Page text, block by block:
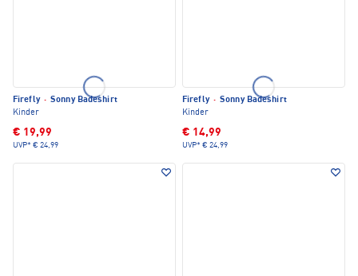
Firefly · Sonny Badeshirt
Kinder
€ 19,99
UVP* € 24,99
Firefly · Sonny Badeshirt
Kinder
€ 14,99
UVP* € 24,99